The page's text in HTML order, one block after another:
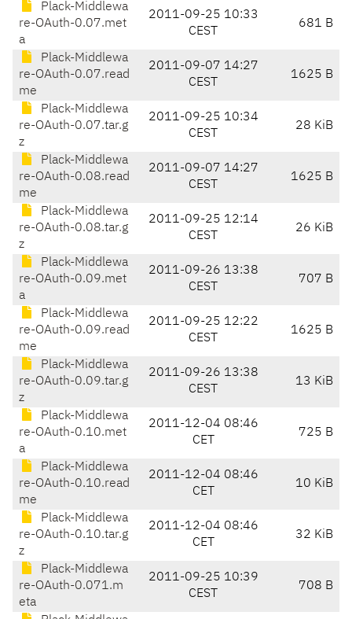
Plack-Middlewa
re-OAuth-0.07.met
a
2011-09-25 10:33
CEST
681 B
Plack-Middlewa
re-OAuth-0.07.read
me
2011-09-07 14:27
CEST
1625 B
Plack-Middlewa
re-OAuth-0.07.tar.g
z
2011-09-25 10:34
CEST
28 KiB
Plack-Middlewa
re-OAuth-0.08.read
me
2011-09-07 14:27
CEST
1625 B
Plack-Middlewa
re-OAuth-0.08.tar.g
z
2011-09-25 12:14
CEST
26 KiB
Plack-Middlewa
re-OAuth-0.09.met
a
2011-09-26 13:38
CEST
707 B
Plack-Middlewa
re-OAuth-0.09.read
me
2011-09-25 12:22
CEST
1625 B
Plack-Middlewa
re-OAuth-0.09.tar.g
z
2011-09-26 13:38
CEST
13 KiB
Plack-Middlewa
re-OAuth-0.10.met
a
2011-12-04 08:46
CET
725 B
Plack-Middlewa
re-OAuth-0.10.read
me
2011-12-04 08:46
CET
10 KiB
Plack-Middlewa
re-OAuth-0.10.tar.g
z
2011-12-04 08:46
CET
32 KiB
Plack-Middlewa
re-OAuth-0.071.m
eta
2011-09-25 10:39
CEST
708 B